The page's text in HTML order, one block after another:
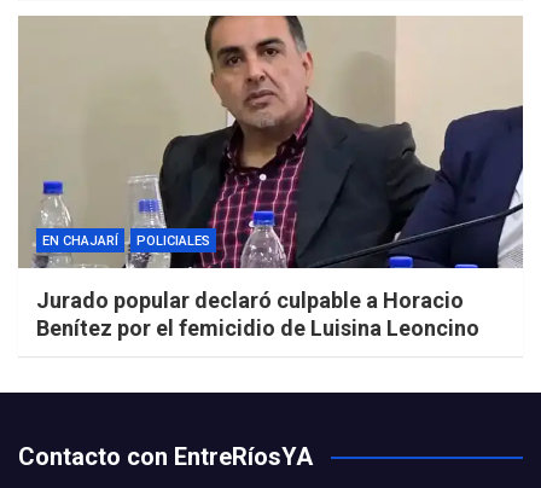
EN CHAJARÍ POLICIALES
Jurado popular declaró culpable a Horacio
Benítez por el femicidio de Luisina Leoncino
Contacto con EntreRíosYA